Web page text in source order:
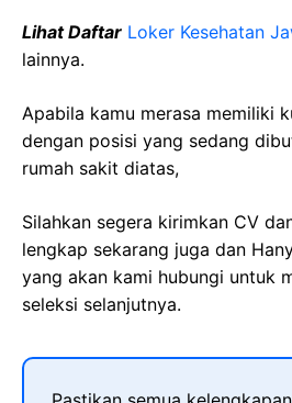
Lihat Daftar Loker Kesehatan
lainnya.
Apabila kamu merasa memiliki
dengan posisi yang sedang
rumah sakit diatas,
Silahkan segera kirimkan CV
lengkap sekarang juga dan
yang akan kami hubungi untuk
seleksi selanjutnya.